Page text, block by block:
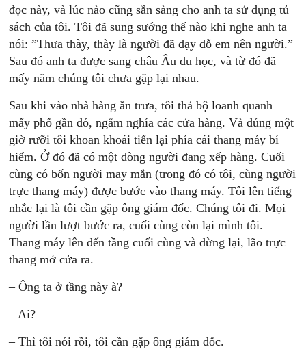
đọc này, và lúc nào cũng sẵn sàng cho anh ta sử dụng tủ
sách của tôi. Tôi đã sung sướng thế nào khi nghe anh ta
nói: ”Thưa thày, thày là người đã dạy dỗ em nên người.”
Sau đó anh ta được sang châu Âu du học, và từ đó đã
mấy năm chúng tôi chưa gặp lại nhau.
Sau khi vào nhà hàng ăn trưa, tôi thả bộ loanh quanh
mấy phố gần đó, ngắm nghía các cửa hàng. Và đúng một
giờ rưỡi tôi khoan khoái tiến lại phía cái thang máy bí
hiểm. Ở đó đã có một dòng người đang xếp hàng. Cuối
cùng có bốn người may mắn (trong đó có tôi, cùng người
trực thang máy) được bước vào thang máy. Tôi lên tiếng
nhắc lại là tôi cần gặp ông giám đốc. Chúng tôi đi. Mọi
người lần lượt bước ra, cuối cùng còn lại mình tôi.
Thang máy lên đến tầng cuối cùng và dừng lại, lão trực
thang mở cửa ra.
– Ông ta ở tầng này à?
– Ai?
– Thì tôi nói rồi, tôi cần gặp ông giám đốc.